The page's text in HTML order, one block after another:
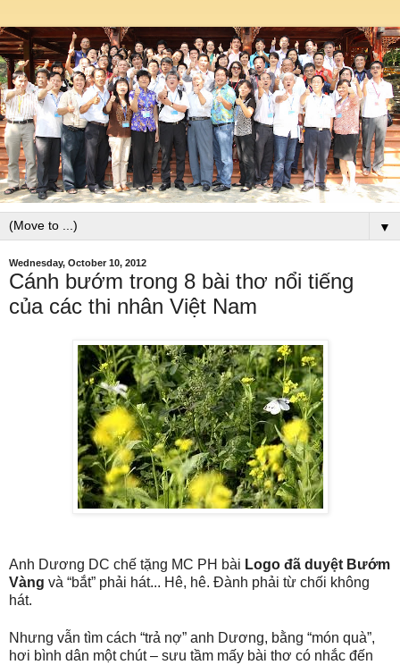
▼
Wednesday, October 10, 2012
Cánh bướm trong 8 bài thơ nổi tiếng
của các thi nhân Việt Nam
Anh Dương DC chế tặng MC PH bài Logo đã duyệt Bướm
Vàng và “bắt” phải hát... Hê, hê. Đành phải từ chối không
hát.
Nhưng vẫn tìm cách “trả nợ” anh Dương, bằng “món quà”,
hơi bình dân một chút – sưu tầm mấy bài thơ có nhắc đến